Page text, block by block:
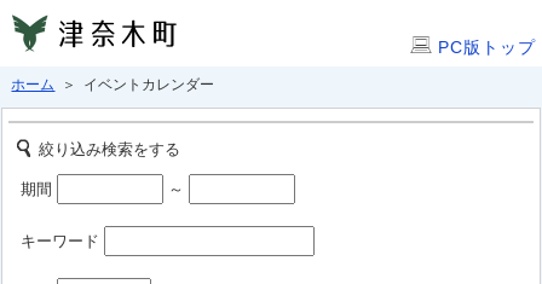
PC版トップ
ホーム ＞ イベントカレンダー
絞り込み検索をする
期間 ～
キーワード